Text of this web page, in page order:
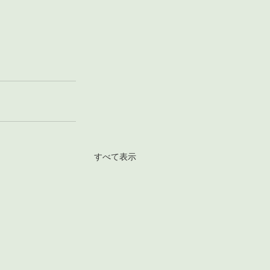
すべて表示